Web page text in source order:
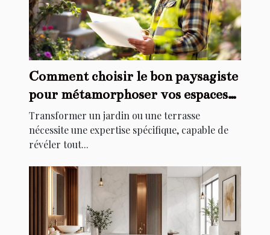
Comment choisir le bon paysagiste
pour métamorphoser vos espaces
extérieurs ?
Transformer un jardin ou une terrasse
nécessite une expertise spécifique, capable de
révéler tout...